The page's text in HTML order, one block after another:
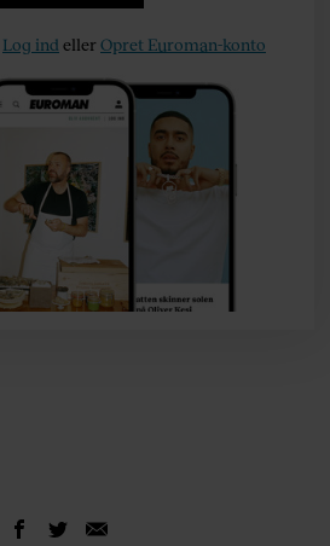
Log ind ellerOpret Euroman-konto